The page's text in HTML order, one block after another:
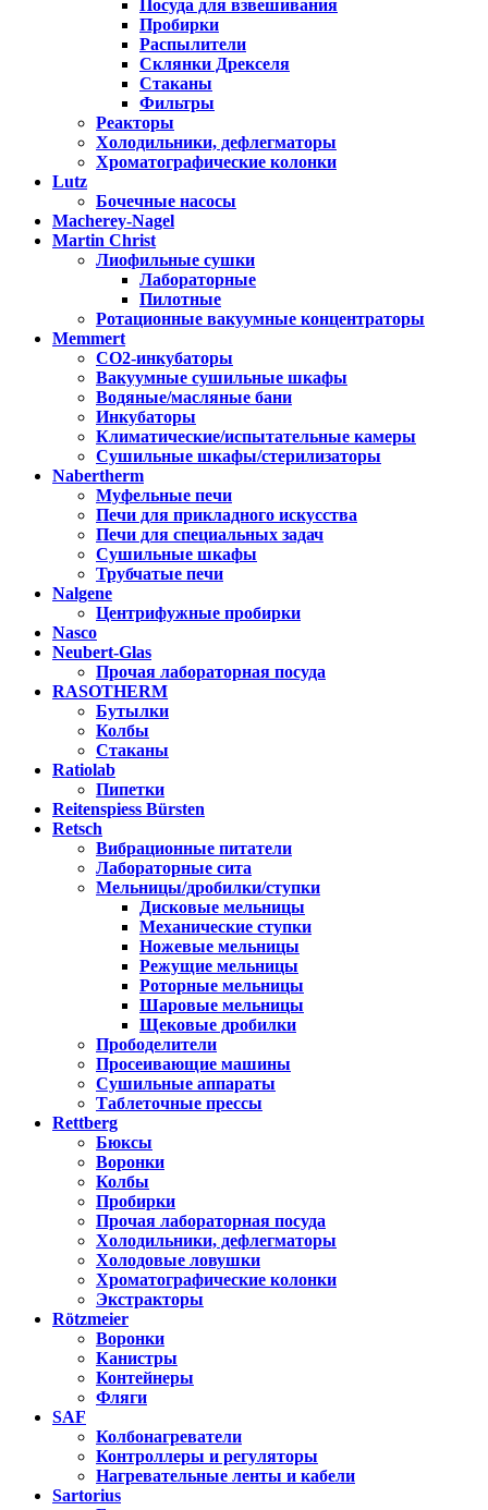
Посуда для взвешивания
Пробирки
Распылители
Склянки Дрекселя
Стаканы
Фильтры
Реакторы
Холодильники, дефлегматоры
Хроматографические колонки
Lutz
Бочечные насосы
Macherey-Nagel
Martin Christ
Лиофильные сушки
Лабораторные
Пилотные
Ротационные вакуумные концентраторы
Memmert
CO2-инкубаторы
Вакуумные сушильные шкафы
Водяные/масляные бани
Инкубаторы
Климатические/испытательные камеры
Сушильные шкафы/стерилизаторы
Nabertherm
Муфельные печи
Печи для прикладного искусства
Печи для специальных задач
Сушильные шкафы
Трубчатые печи
Nalgene
Центрифужные пробирки
Nasco
Neubert-Glas
Прочая лабораторная посуда
RASOTHERM
Бутылки
Колбы
Стаканы
Ratiolab
Пипетки
Reitenspiess Bürsten
Retsch
Вибрационные питатели
Лабораторные сита
Мельницы/дробилки/ступки
Дисковые мельницы
Механические ступки
Ножевые мельницы
Режущие мельницы
Роторные мельницы
Шаровые мельницы
Щековые дробилки
Прободелители
Просеивающие машины
Сушильные аппараты
Таблеточные прессы
Rettberg
Бюксы
Воронки
Колбы
Пробирки
Прочая лабораторная посуда
Холодильники, дефлегматоры
Холодовые ловушки
Хроматографические колонки
Экстракторы
Rötzmeier
Воронки
Канистры
Контейнеры
Фляги
SAF
Колбонагреватели
Контроллеры и регуляторы
Нагревательные ленты и кабели
Sartorius